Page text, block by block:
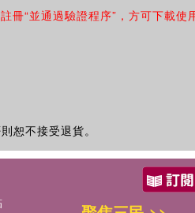
“並通過驗證程序”，方可下載使用
恕不接受退貨。